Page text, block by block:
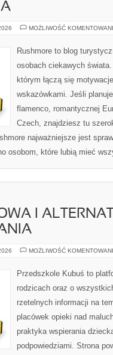
MOŻLIWOŚĆ
Rushmore to blog
osobach ciekawych
którym łączą się
wskazówkami. Jeśli
flamenco, romantycznej
Czech, znajdziesz tu
najważniejsze jest
osobom, które lubią mieć
I
MOŻLIWOŚĆ
Przedszkole Kubuś to
rodzicach oraz o
rzetelnych informacji na
placówek opieki nad
praktyka wspierania
podpowiedziami. Strona